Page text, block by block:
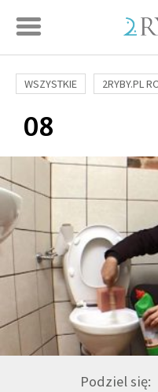
WSZYSTKIE 2RYBY.PL
SAME DOBRE WIADOMOŚCI
MĘŻCZYZNA
KULTURA ŚWIĘCI
08
Podziel się: